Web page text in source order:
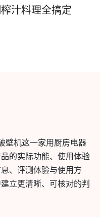
汁料理全搞定
壁机这一家用厨房电器
的实际功能、使用体验
、评测体验与使用方
立更清晰、可核对的判